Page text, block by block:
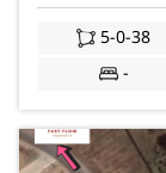
5-0-38
-